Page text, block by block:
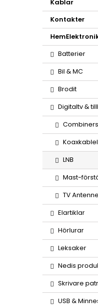
Kablar
Kontakter
Batterier
Bil & MC
Brodit
Digitaltv &
Combiners
LNB
Mast-
TV
Elartiklar
Hörlurar
Leksaker
Nedis
Skrivare
USB &